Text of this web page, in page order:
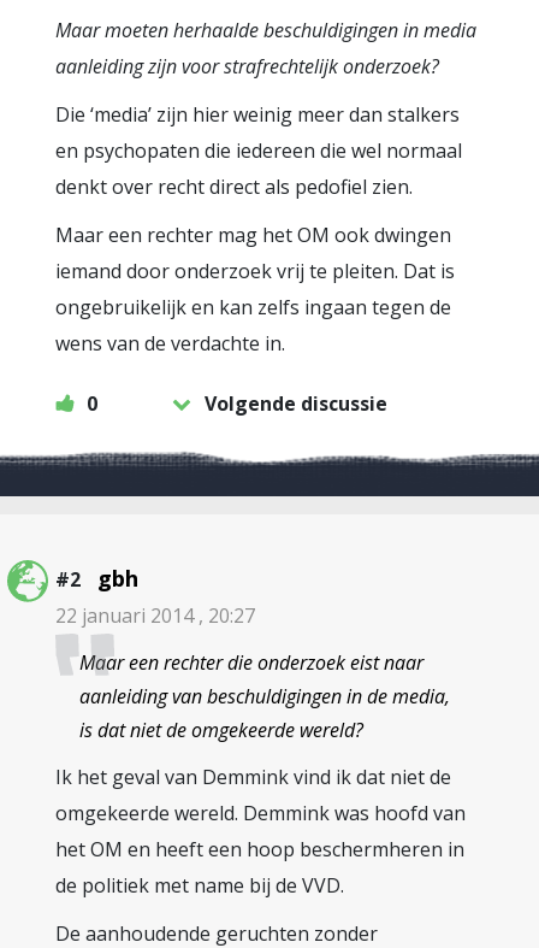
Maar moeten herhaalde beschuldigingen in media
aanleiding zijn voor strafrechtelijk onderzoek?
Die ‘media’ zijn hier weinig meer dan stalkers
en psychopaten die iedereen die wel normaal
denkt over recht direct als pedofiel zien.
Maar een rechter mag het OM ook dwingen
iemand door onderzoek vrij te pleiten. Dat is
ongebruikelijk en kan zelfs ingaan tegen de
wens van de verdachte in.
0 Volgende discussie
#2 gbh
22 januari 2014 , 20:27
Maar een rechter die onderzoek eist naar
aanleiding van beschuldigingen in de media,
is dat niet de omgekeerde wereld?
Ik het geval van Demmink vind ik dat niet de
omgekeerde wereld. Demmink was hoofd van
het OM en heeft een hoop beschermheren in
de politiek met name bij de VVD.
De aanhoudende geruchten zonder